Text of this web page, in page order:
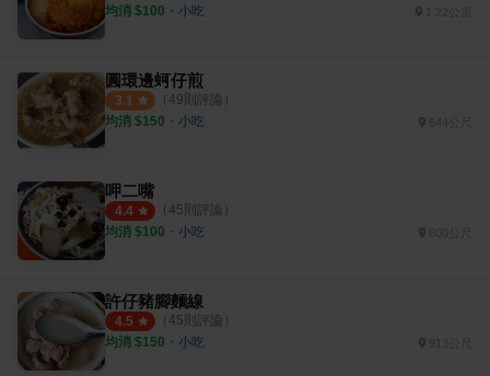
均消 $100 ・ 小吃
圓環邊蚵仔煎
3.1 （ 49則評論）
均消 $150 ・ 小吃 544公尺
呷二嘴
4.4 （ 45則評論）
均消 $100 ・ 小吃
許仔豬腳麵線
4.5 （ 45則評論）
均消 $150 ・ 小吃